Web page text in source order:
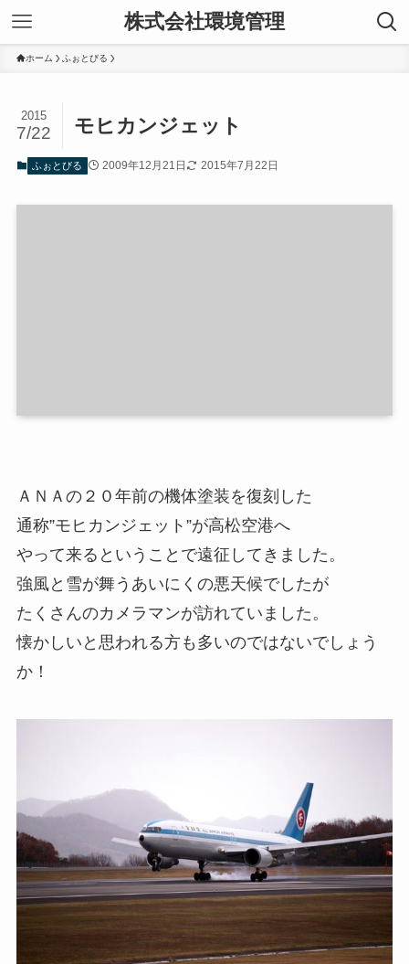
株式会社環境管理
ホーム ふぉとびる
モヒカンジェット
2015
7/22
ふぉとびる 2009年12月21日 2015年7月22日
ＡＮＡの２０年前の機体塗装を復刻した
通称”モヒカンジェット”が高松空港へ
やって来るということで遠征してきました。
強風と雪が舞うあいにくの悪天候でしたが
たくさんのカメラマンが訪れていました。
懐かしいと思われる方も多いのではないでしょう
か！